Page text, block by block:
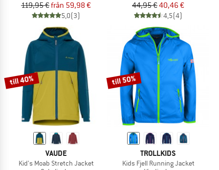
119,95 €från 59,98 €
5,0(3)
44,95 €40,46 €
4,5(4)
till 40%
VAUDE
Kid's Moab Stretch Jacket
till 50%
TROLLKIDS
Kids Fjell Running Jacket